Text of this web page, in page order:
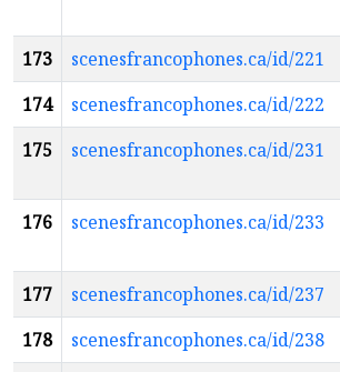
173
scenesfrancophones.ca/id/221
174
scenesfrancophones.ca/id/222
175
scenesfrancophones.ca/id/231
176
scenesfrancophones.ca/id/233
177
scenesfrancophones.ca/id/237
178
scenesfrancophones.ca/id/238